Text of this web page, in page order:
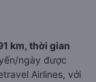
km, thời gian
ngày được
Airlines, với